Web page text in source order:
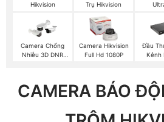
Hikvision
Trụ Hikvision
Camera Chống
Nhiễu 3D DNR
Camera Hikvision
Full Hd 1080P
Đầu
Kênh
CAMERA BÁO